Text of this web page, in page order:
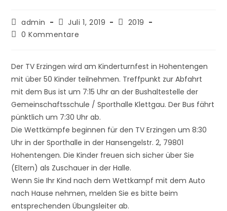
Beitrags-
Autor:
admin
Beitrag
veröffentlicht:
Juli 1, 2019
Beitrags-
2019
Beitrags-
0 Kommentare
Der TV Erzingen wird am Kinderturnfest in Hohentengen
mit über 50 Kinder teilnehmen. Treffpunkt zur Abfahrt
mit dem Bus ist um 7:15 Uhr an der Bushaltestelle der
Gemeinschaftsschule / Sporthalle Klettgau. Der Bus fährt
pünktlich um 7:30 Uhr ab.
Die Wettkämpfe beginnen für den TV Erzingen um 8:30
Uhr in der Sporthalle in der Hansengelstr. 2, 79801
Hohentengen. Die Kinder freuen sich sicher über Sie
(Eltern) als Zuschauer in der Halle.
Wenn Sie Ihr Kind nach dem Wettkampf mit dem Auto
nach Hause nehmen, melden Sie es bitte beim
entsprechenden Übungsleiter ab.